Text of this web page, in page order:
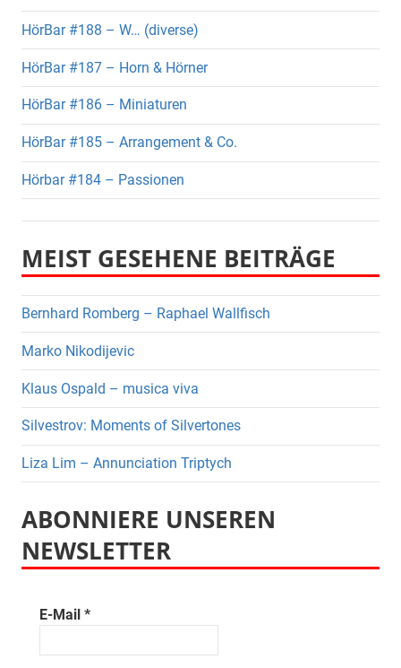
HörBar #188 – W… (diverse)
HörBar #187 – Horn & Hörner
HörBar #186 – Miniaturen
HörBar #185 – Arrangement & Co.
Hörbar #184 – Passionen
MEIST GESEHENE BEITRÄGE
Bernhard Romberg – Raphael Wallfisch
Marko Nikodijevic
Klaus Ospald – musica viva
Silvestrov: Moments of Silvertones
Liza Lim – Annunciation Triptych
ABONNIERE UNSEREN
NEWSLETTER
E-Mail *